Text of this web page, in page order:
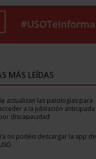
MÁS LEÍDAS
actualizan las patologías para
a la jubilación anticipada
discapacidad
os podéis descargar la app de